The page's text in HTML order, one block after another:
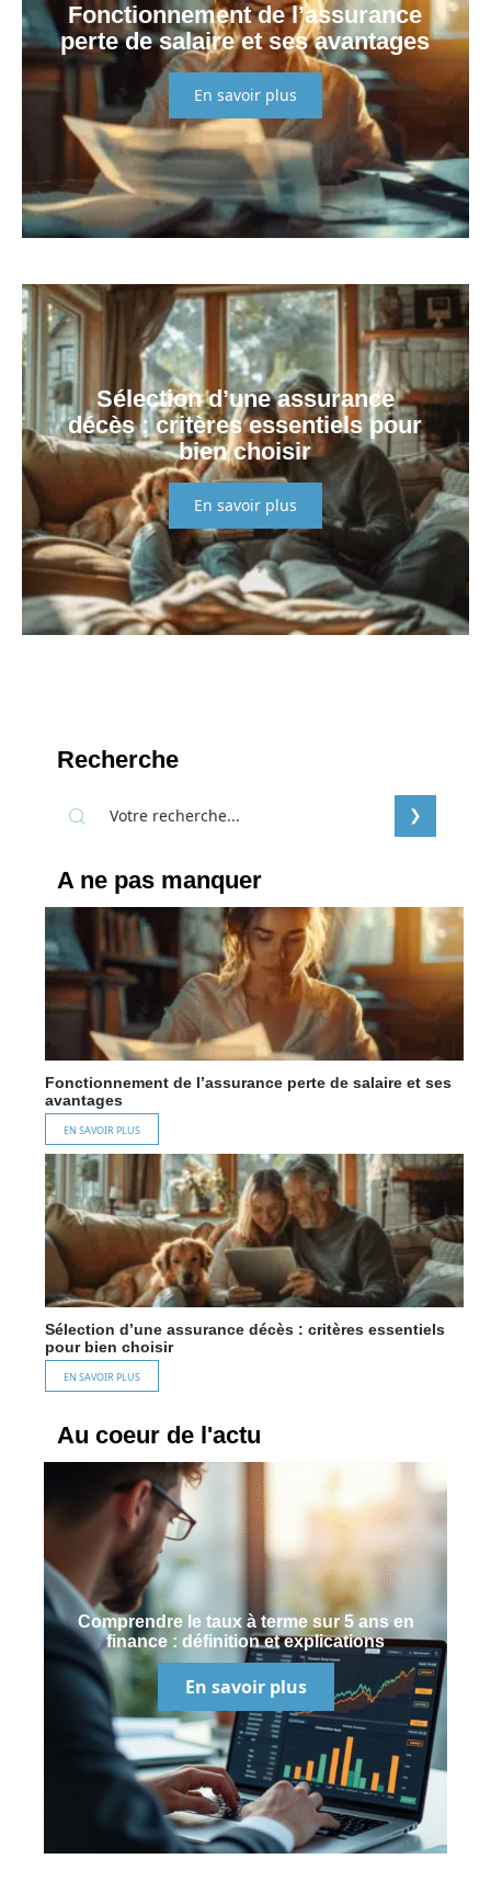
Fonctionnement de l’assurance
perte de salaire et ses avantages
En savoir plus
Sélection d’une assurance
décès : critères essentiels pour
bien choisir
En savoir plus
Recherche
A ne pas manquer
Fonctionnement de l’assurance perte de salaire et ses
avantages
EN SAVOIR PLUS
Sélection d’une assurance décès : critères essentiels
pour bien choisir
EN SAVOIR PLUS
Au coeur de l'actu
Comprendre le taux à terme sur 5 ans en
finance : définition et explications
En savoir plus